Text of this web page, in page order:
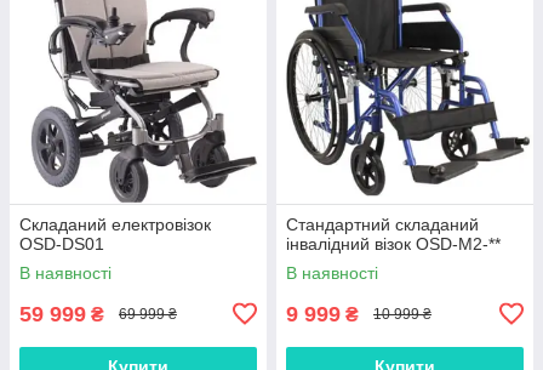
Складаний електровізок
OSD-DS01
В наявності
59 999 ₴ 69 999 ₴
Стандартний складаний
інвалідний візок OSD-M2-**
В наявності
9 999 ₴ 10 999 ₴